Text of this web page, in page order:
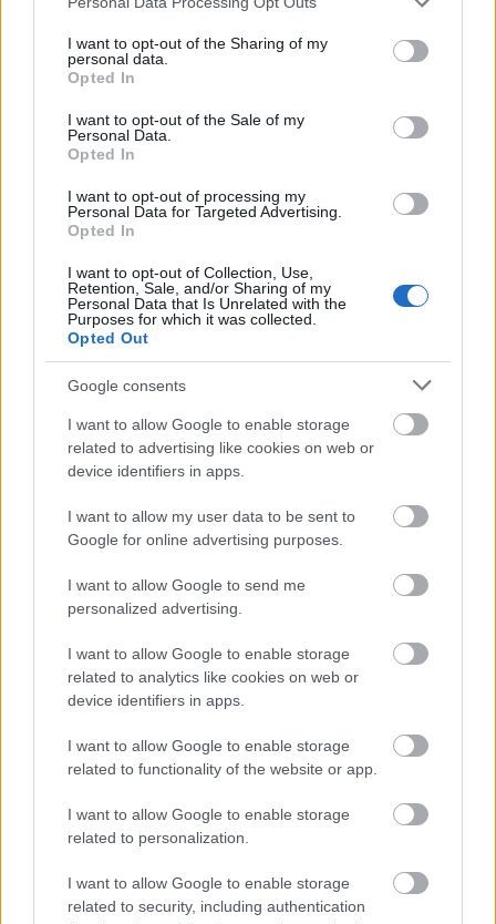
not limited to your visit or usage behaviour. You may click to
grant or deny consent to Google and its third-party tags to
use your data for below specified purposes in below Google
consent section.
I want to opt-out of the Sharing of my
personal data.
Opted In
I want to opt-out of the Sale of my
Personal Data.
Opted In
I want to opt-out of processing my
Personal Data for Targeted Advertising.
Opted In
I want to opt-out of Collection, Use,
Retention, Sale, and/or Sharing of my
Personal Data that Is Unrelated with the
Purposes for which it was collected.
Opted Out
Google consents
I want to allow Google to enable storage
related to advertising like cookies on web or
device identifiers in apps.
I want to allow my user data to be sent to
Google for online advertising purposes.
I want to allow Google to send me
personalized advertising.
I want to allow Google to enable storage
related to analytics like cookies on web or
device identifiers in apps.
I want to allow Google to enable storage
related to functionality of the website or app.
I want to allow Google to enable storage
related to personalization.
I want to allow Google to enable storage
related to security, including authentication
11:00
31°
Αραιή Συννεφιά
Αίσθηση
Μεσημέρι
12:00
33°
Καθαρός
Αίσθηση33°Άνεμος
13:00
34°
Αραιή Συννεφιά
14:00
35°
35°